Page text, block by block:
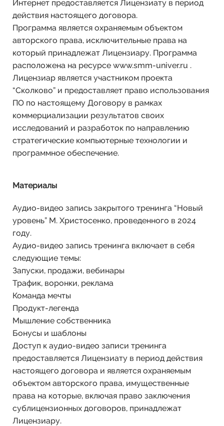
Интернет предоставляется Лицензиату в период
действия настоящего договора.
Программа является охраняемым объектом
авторского права, исключительные права на
который принадлежат Лицензиару. Программа
расположена на ресурсе www.smm-univer.ru .
Лицензиар является участником проекта
“Сколково” и предоставляет право использования
ПО по настоящему Договору в рамках
коммерциализации результатов своих
исследований и разработок по направлению
стратегические компьютерные технологии и
программное обеспечение.
Материалы
Аудио-видео запись закрытого тренинга “Новый
уровень” М. Христосенко, проведенного в 2024
году.
Аудио-видео запись тренинга включает в себя
следующие темы:
Запуски, продажи, вебинары
Трафик, воронки, реклама
Команда мечты
Продукт-легенда
Мышление собственника
Бонусы и шаблоны
Доступ к аудио-видео записи тренинга
предоставляется Лицензиату в период действия
настоящего договора и является охраняемым
объектом авторского права, имущественные
права на которые, включая право заключения
сублицензионных договоров, принадлежат
Лицензиару.